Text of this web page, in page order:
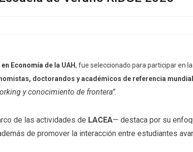
Economía de la UAH, fue seleccionado para participar en la
doctorandos y académicos de referencia mundial
y conocimiento de frontera”
de las actividades de LACEA— destaca por su
de promover la interacción entre estudiantes